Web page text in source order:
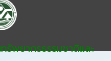
รัพยากรธรรมชาติและ